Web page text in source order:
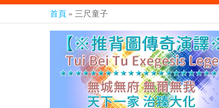
《推
背
圖》
預
言-
紫薇
君寰
樂
人
人
都
是
彌
賽
首頁 » 三尺童子